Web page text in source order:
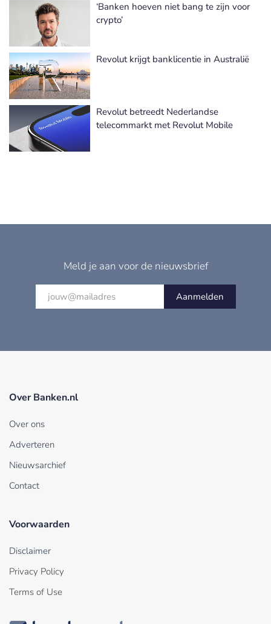
‘Banken hoeven niet bang te zijn voor
crypto’
Revolut krijgt banklicentie in Australië
Revolut betreedt Nederlandse
telecommarkt met Revolut Mobile
Meld je aan voor de nieuwsbrief
Aanmelden
Over Banken.nl
Over ons
Adverteren
Nieuwsarchief
Contact
Voorwaarden
Disclaimer
Privacy Policy
Terms of Use